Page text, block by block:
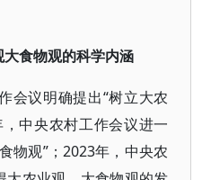
食物观的科学内涵
会议明确提出“树立大农
中央农村工作会议进一
物观”；2023年，中央农